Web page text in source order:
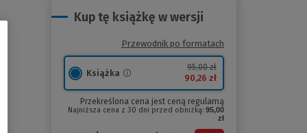
Kup tę książkę w wersji
Przewodnik po formatach
Książka
95,00 zł
90,26 zł
Przekreślona cena jest ceną regularną
Najniższa cena z 30 dni przed obniżką: 95,00
zł